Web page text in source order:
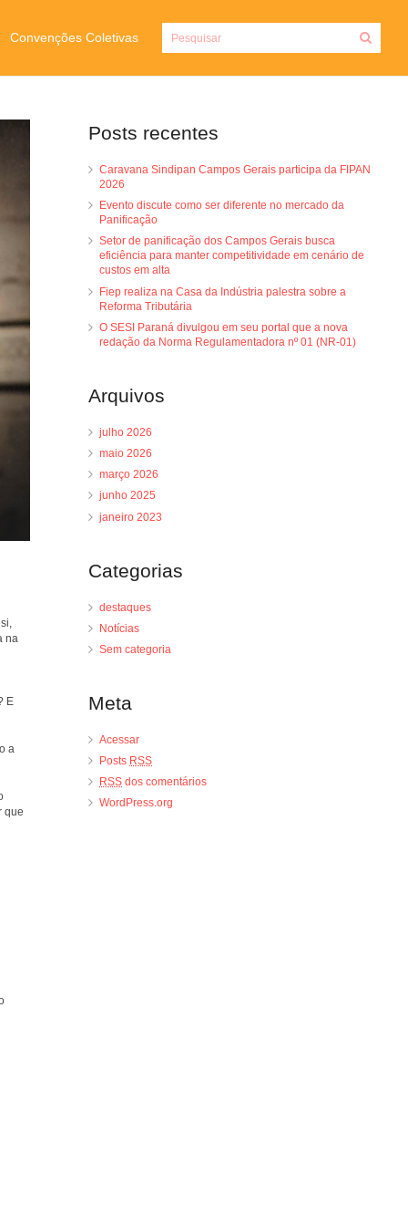
Convenções Coletivas
na
E
a
que
Posts recentes
Caravana Sindipan Campos Gerais participa da FIPAN
2026
Evento discute como ser diferente no mercado da
Panificação
Setor de panificação dos Campos Gerais busca
eficiência para manter competitividade em cenário de
custos em alta
Fiep realiza na Casa da Indústria palestra sobre a
Reforma Tributária
O SESI Paraná divulgou em seu portal que a nova
redação da Norma Regulamentadora nº 01 (NR-01)
Arquivos
julho 2026
maio 2026
março 2026
junho 2025
janeiro 2023
Categorias
destaques
Notícias
Sem categoria
Meta
Acessar
Posts RSS
RSS dos comentários
WordPress.org